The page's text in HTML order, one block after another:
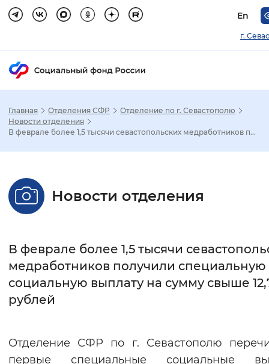
En
г.
Настройка режима отображения
Стандартный Увеличенный
Интервал между буквами
Цвет сайта
Главная Отделения СФР
Отделение по г. Севастополю
Новости отделения
В феврале более 1,5 тысячи севастопольских медработников п...
Новости отделения
В феврале более 1,5 тысячи
медработников получили специальную
социальную выплату на сумму свыше
рублей
Отделение СФР по г. Севастополю
первые специальные социальные